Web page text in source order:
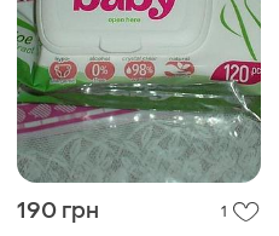
190 грн 1